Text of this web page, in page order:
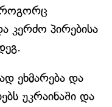
როგორც
კერძო პირებისა
ეხმარება და
უკრაინაში და